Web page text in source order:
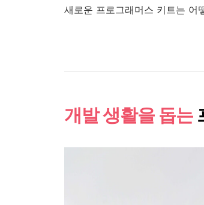
새로운 프로그래머스 키트는 어
개발 생활을 돕는